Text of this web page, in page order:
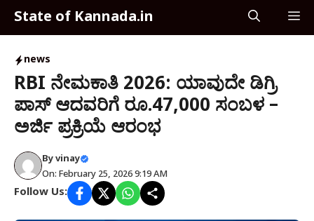
Skip
State of Kannada.in
news
RBI ನೇಮಕಾತಿ 2026: ಯಾವುದೇ ಡಿಗ್ರಿ
ಪಾಸ್ ಆದವರಿಗೆ ರೂ.47,000 ಸಂಬಳ –
ಅರ್ಜಿ ಪ್ರಕ್ರಿಯೆ ಆರಂಭ
Byvinay
On: February 25, 2026 9:19 AM
Follow Us: